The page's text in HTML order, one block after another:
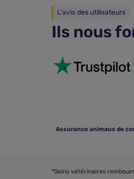
L'avis des utilisateurs
Ils nous
Assurance animaux de
*Soins vétérinaires